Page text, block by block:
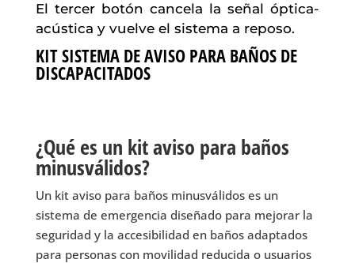
El tercer botón cancela la señal óptica-
acústica y vuelve el sistema a reposo.
KIT SISTEMA DE AVISO PARA BAÑOS DE
DISCAPACITADOS
¿Qué es un kit aviso para baños
minusválidos?
Un kit aviso para baños minusválidos es un
sistema de emergencia diseñado para mejorar la
seguridad y la accesibilidad en baños adaptados
para personas con movilidad reducida o usuarios